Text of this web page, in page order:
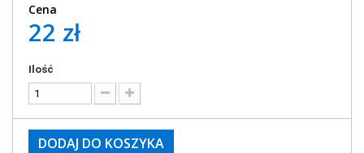
Cena
22 zł
Ilość
DODAJ DO KOSZYKA